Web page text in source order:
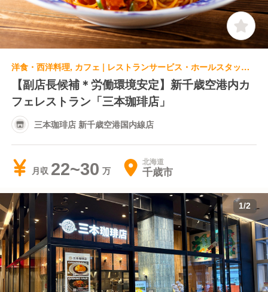
洋食・西洋料理, カフェ | レストランサービス・ホールスタッフ | 三本珈琲店 新千歳空港国内線店
【副店長候補＊労働環境安定】新千歳空港内カ
フェレストラン「三本珈琲店」
三本珈琲店 新千歳空港国内線店
月収 22~30 北海道
千歳市
1/2